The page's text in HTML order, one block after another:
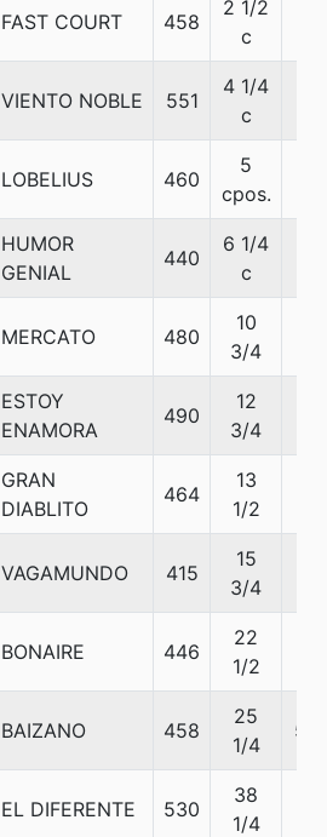
FAST COURT 458
2 1/2
c
VIENTO NOBLE 551
4 1/4
c
LOBELIUS 460
5
cpos.
HUMOR
GENIAL
440
6 1/4
c
MERCATO 480
10
3/4
ESTOY
ENAMORA
490
12
3/4
GRAN
DIABLITO
464
13
1/2
VAGAMUNDO 415
15
3/4
BONAIRE 446
22
1/2
BAIZANO 458
25
1/4
56
EL DIFERENTE 530
38
1/4